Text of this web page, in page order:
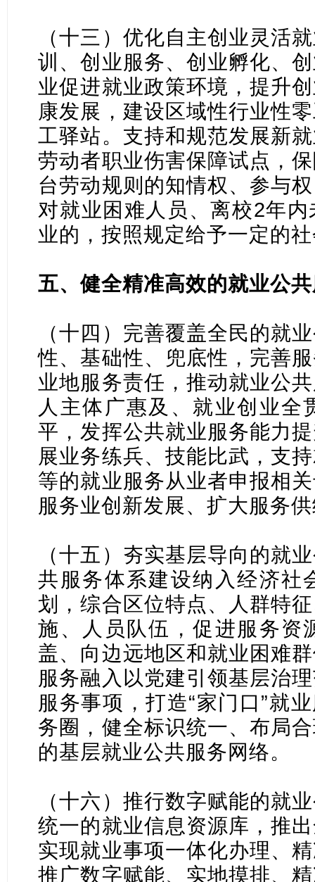
（十三）优化自主创业灵活
训、创业服务、创业孵化、
业促进就业政策环境，提升
康发展，建设区域性行业性
工驿站。支持和规范发展新
劳动者职业伤害保障试点，
台劳动规则的知情权、参与
对就业困难人员、离校2年
业的，按照规定给予一定的
五、健全精准高效的就业公
（十四）完善覆盖全民的就
性、基础性、兜底性，完善
业地服务责任，推动就业公
人主体广惠及、就业创业全
平，发挥公共就业服务能力
展业务练兵、技能比武，支
等的就业服务从业者申报相
服务业创新发展、扩大服务
（十五）夯实基层导向的就
共服务体系建设纳入经济社
划，综合区位特点、人群特
施、人员队伍，促进服务资
盖、向边远地区和就业困难
服务融入以党建引领基层治
服务事项，打造“家门口”就
务圈，健全标识统一、布局
的基层就业公共服务网络。
（十六）推行数字赋能的就
统一的就业信息资源库，推
实现就业事项一体化办理、
推广数字赋能、实地摸排、